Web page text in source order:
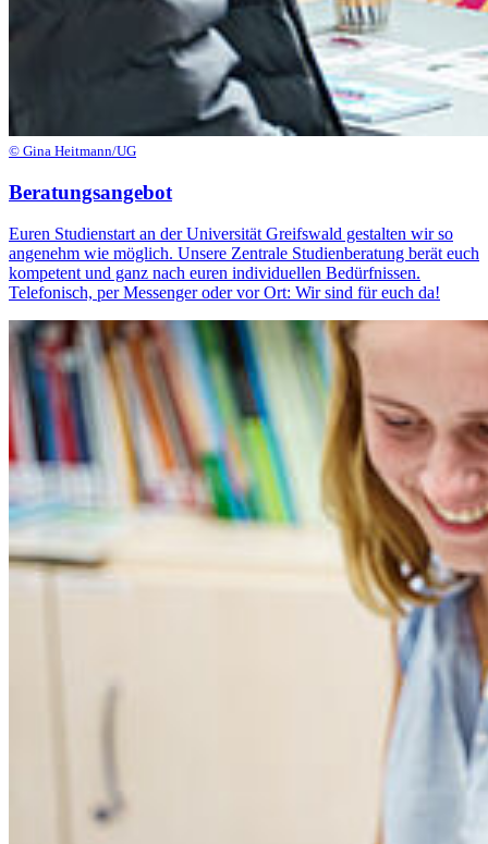
© Gina Heitmann/UG
Beratungsangebot
Euren Studienstart an der Universität Greifswald gestalten wir so
angenehm wie möglich. Unsere Zentrale Studienberatung berät euch
kompetent und ganz nach euren individuellen Bedürfnissen.
Telefonisch, per Messenger oder vor Ort: Wir sind für euch da!